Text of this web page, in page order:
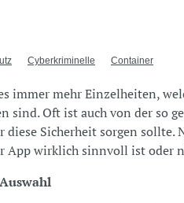
Cyberkriminelle Container
immer mehr Einzelheiten,
sind. Oft ist auch von der so
diese Sicherheit sorgen sollte.
App wirklich sinnvoll ist oder